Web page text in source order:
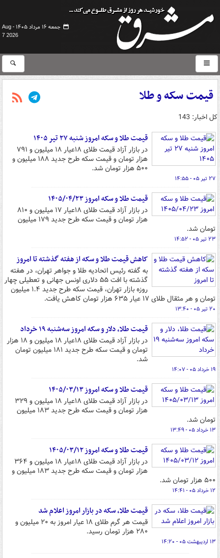
جمعه ۱۶ مرداد ۱۴۰۵ -
Aug
7 2026
قیمت سکه و طلا
کل اخبار: 143
قیمت طلا و سکه امروز شنبه ۲۷ تیر ۱۴۰۵
در بازار آزاد قیمت طلای ۱۸عیار ۱۸ میلیون و ۷۹۱
هزار تومان و قیمت سکه طرح جدید ۱۸۸ میلیون و
۵۰۰ هزار تومان شد.
۲۷ تیر ۰۵ - ۱۴:۵۵
قیمت طلا و سکه امروز ۱۴۰۵/۰۴/۲۳
در بازار آزاد قیمت طلای ۱۸عیار ۱۷ میلیون و ۸۱۰
هزار تومان و قیمت سکه طرح جدید ۱۷۹ میلیون
تومان شد.
۲۳ تیر ۰۵ - ۱۴:۵۲
کاهش قیمت طلا و سکه از هفته گذشته تا امروز
به گفته رئیس اتحادیه طلا و جواهر تهران، در هفته
گذشته با افت ۵۵ دلاری اونس جهانی و تعطیلی چهار
روزه بازار تهران، قیمت سکه طرح جدید ۱.۴ میلیون
تومان و هر مثقال طلای ۱۷ عیار ۶۳۵ هزار تومان کاهش یافت.
۲۰ تیر ۰۵ - ۱۳:۴۰
قیمت طلا، دلار و سکه امروز سه‌شنبه ۱۹ خرداد
در بازار آزاد قیمت طلای ۱۸عیار ۱۸ میلیون و ۱۸ هزار
تومان و قیمت سکه طرح جدید ۱۸۱ میلیون تومان
شد.
۱۹ خرداد ۰۵ - ۱۴:۰۷
قیمت طلا و سکه امروز ۱۴۰۵/۰۳/۱۳
در بازار آزاد قیمت طلای ۱۸عیار ۱۸ میلیون و ۳۲۹
هزار تومان و قیمت سکه طرح جدید ۱۸۳ میلیون
تومان شد.
۱۳ خرداد ۰۵ - ۱۳:۴۹
قیمت طلا و سکه امروز ۱۴۰۵/۰۳/۱۲
در بازار آزاد قیمت طلای ۱۸عیار ۱۸ میلیون و ۳۶۴
هزار تومان و قیمت سکه طرح جدید ۱۸۳ میلیون و
۵۰۰ هزار تومان شد.
۱۲ خرداد ۰۵ - ۱۴:۴۱
قیمت طلا، سکه در بازار امروز اعلام شد
قیمت هر گرم طلای ۱۸ عیار امروز به ۲۰ میلیون و
۲۸۰ هزار تومان رسید.
۱۳ اردیبهشت ۰۵ - ۱۴:۲۰